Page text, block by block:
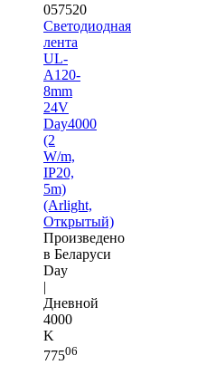
057520
Светодиодная
лента
UL-
A120-
8mm
24V
Day4000
(2
W/m,
IP20,
5m)
(Arlight,
Открытый)
Произведено
в Беларуси
Day
|
Дневной
4000
K
77506